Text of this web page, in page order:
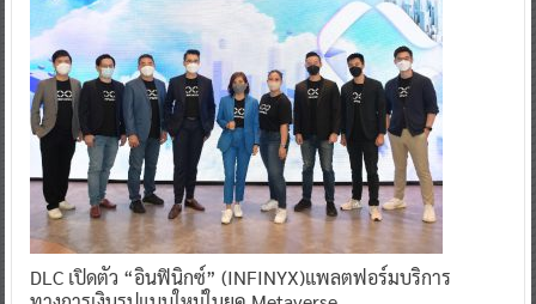
DLC เปิดตัว “อินฟินิกซ์” (INFINYX)แพลตฟอร์มบริการ